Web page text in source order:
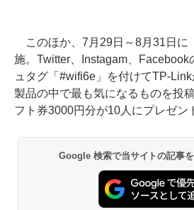
このほか、7月29日～8月31日に
施。Twitter、Instagam、Facebook
ュタグ「#wifi6e」を付けてTP-
製品の中で最も気になるものを投
フト券3000円分が10人にプレゼン
Google 検索で当サイトの記事